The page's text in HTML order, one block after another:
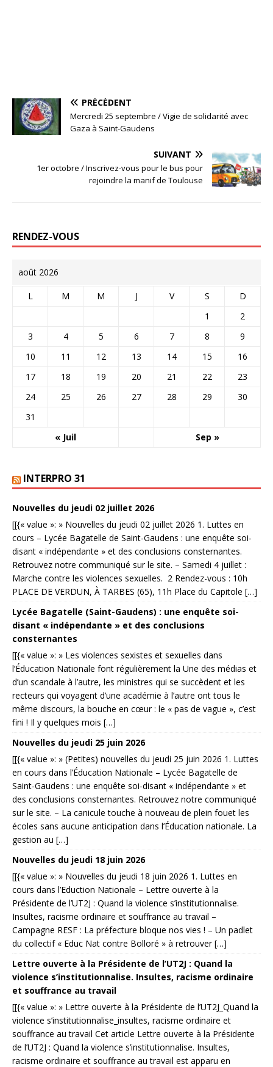
PRÉCÉDENT
Mercredi 25 septembre / Vigie de solidarité avec
Gaza à Saint-Gaudens
SUIVANT
1er octobre / Inscrivez-vous pour le bus pour
rejoindre la manif de Toulouse
RENDEZ-VOUS
août 2026
L M M J V S
D
1
2
3
4 5 6 7 8
9
10
11 12 13 14 15
16
17
18 19 20 21 22
23
24
25 26 27 28 29
30
31
« Juil
Sep »
INTERPRO 31
Nouvelles du jeudi 02 juillet 2026
[[{« value »: » Nouvelles du jeudi 02 juillet 2026 1. Luttes en
cours – Lycée Bagatelle de Saint-Gaudens : une enquête soi-
disant « indépendante » et des conclusions consternantes.
Retrouvez notre communiqué sur le site. – Samedi 4 juillet :
Marche contre les violences sexuelles. 2 Rendez-vous : 10h
PLACE DE VERDUN, À TARBES (65), 11h Place du Capitole […]
Lycée Bagatelle (Saint-Gaudens) : une enquête soi-
disant « indépendante » et des conclusions
consternantes
[[{« value »: » Les violences sexistes et sexuelles dans
l’Éducation Nationale font régulièrement la Une des médias et
d’un scandale à l’autre, les ministres qui se succèdent et les
recteurs qui voyagent d’une académie à l’autre ont tous le
même discours, la bouche en cœur : le « pas de vague », c’est
fini ! Il y quelques mois […]
Nouvelles du jeudi 25 juin 2026
[[{« value »: » (Petites) nouvelles du jeudi 25 juin 2026 1. Luttes
en cours dans l’Éducation Nationale – Lycée Bagatelle de
Saint-Gaudens : une enquête soi-disant « indépendante » et
des conclusions consternantes. Retrouvez notre communiqué
sur le site. – La canicule touche à nouveau de plein fouet les
écoles sans aucune anticipation dans l’Éducation nationale. La
gestion au […]
Nouvelles du jeudi 18 juin 2026
[[{« value »: » Nouvelles du jeudi 18 juin 2026 1. Luttes en
cours dans l’Eduction Nationale – Lettre ouverte à la
Présidente de l’UT2J : Quand la violence s’institutionnalise.
Insultes, racisme ordinaire et souffrance au travail –
Campagne RESF : La préfecture bloque nos vies ! – Un padlet
du collectif « Educ Nat contre Bolloré » à retrouver […]
Lettre ouverte à la Présidente de l’UT2J : Quand la
violence s’institutionnalise. Insultes, racisme ordinaire
et souffrance au travail
[[{« value »: » Lettre ouverte à la Présidente de l’UT2J_Quand la
violence s’institutionnalise_insultes, racisme ordinaire et
souffrance au travail Cet article Lettre ouverte à la Présidente
de l’UT2J : Quand la violence s’institutionnalise. Insultes,
racisme ordinaire et souffrance au travail est apparu en